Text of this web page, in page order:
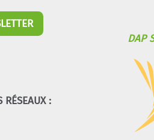
RÉSEAUX :
DAP